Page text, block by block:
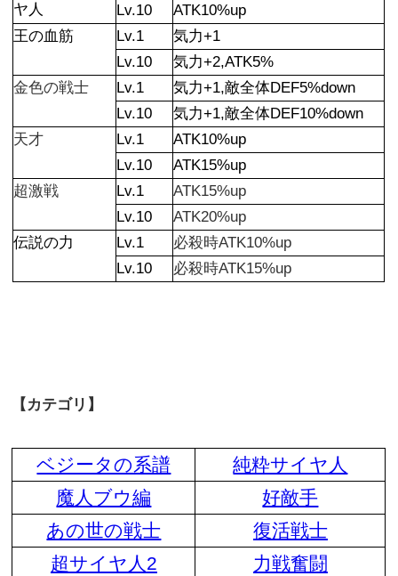
ヤ人
Lv.10
ATK10%up
王の血筋
Lv.1
気力+1
Lv.10
気力+2,ATK5%
金色の戦士
Lv.1
気力+1,敵全体DEF5%down
Lv.10
気力+1,敵全体DEF10%down
天才
Lv.1
ATK10%up
Lv.10
ATK15%up
超激戦
Lv.1
ATK15%up
Lv.10
ATK20%up
伝説の力
Lv.1
必殺時ATK10%up
Lv.10
必殺時ATK15%up
【カテゴリ】
ベジータの系譜
純粋サイヤ人
魔人ブウ編
好敵手
あの世の戦士
復活戦士
超サイヤ人2
力戦奮闘